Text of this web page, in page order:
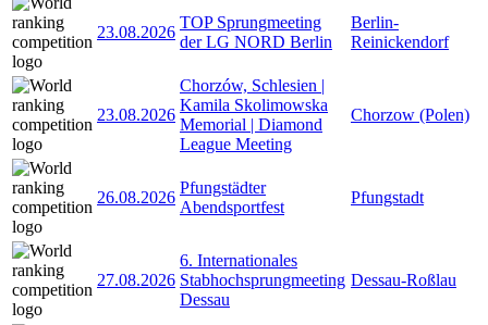
23.08.2026
TOP Sprungmeeting
der LG NORD Berlin
Berlin-
Reinickendorf
23.08.2026
Chorzów, Schlesien |
Kamila Skolimowska
Memorial | Diamond
League Meeting
Chorzow (Polen)
26.08.2026
Pfungstädter
Abendsportfest
Pfungstadt
27.08.2026
6. Internationales
Stabhochsprungmeeting
Dessau
Dessau-Roßlau